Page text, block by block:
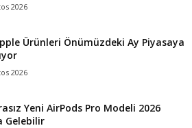
2026
Ürünleri Önümüzdeki Ay Piyasaya
2026
Yeni AirPods Pro Modeli 2026
Gelebilir